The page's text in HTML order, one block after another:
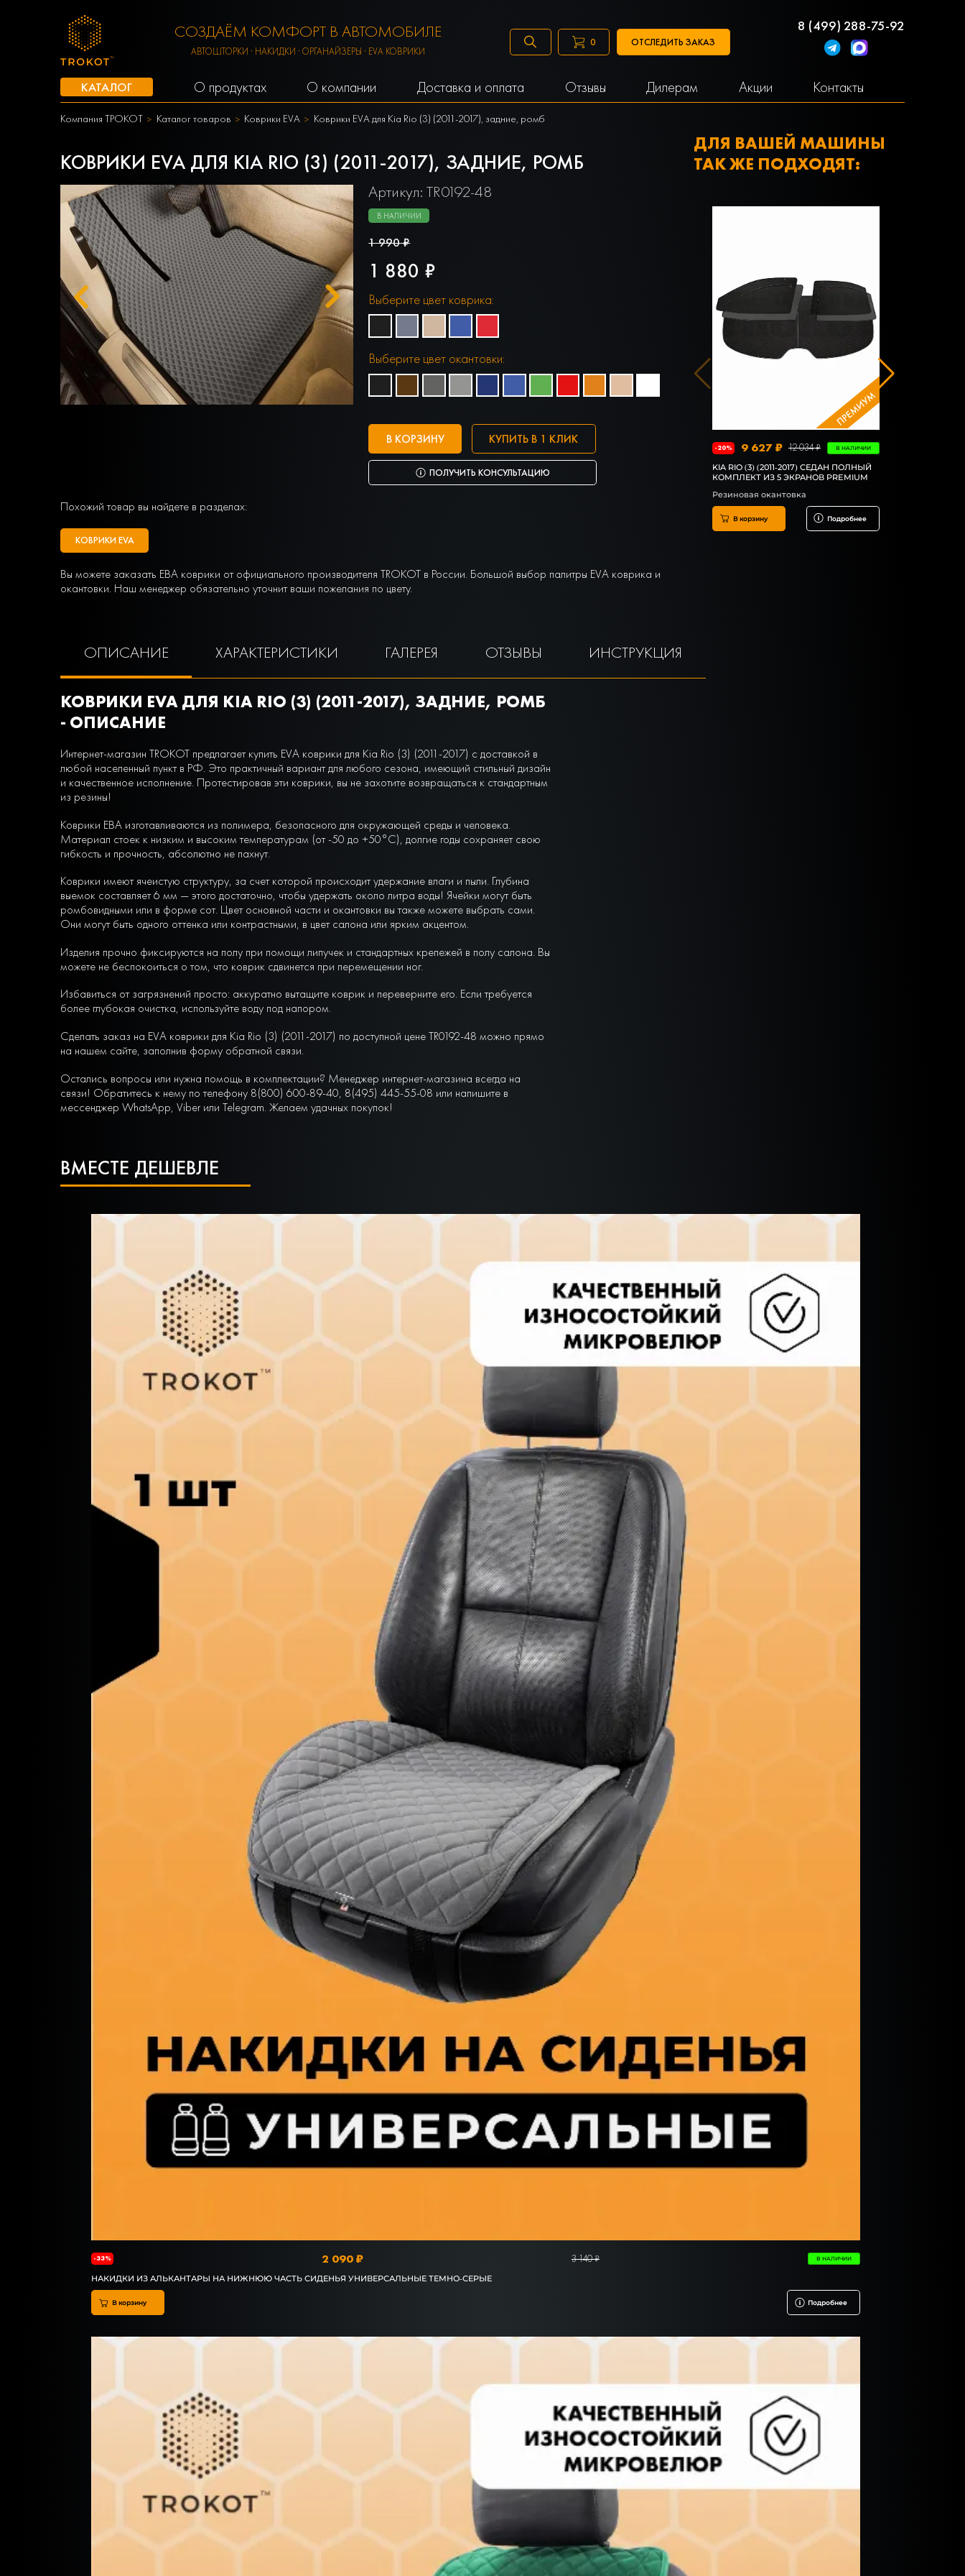
СОЗДАЁМ КОМФОРТ В АВТОМОБИЛЕ
АВТОШТОРКИ · НАКИДКИ · ОРГАНАЙЗЕРЫ · EVA КОВРИКИ
0 ОТСЛЕДИТЬ ЗАКАЗ
8 (499) 288-75-92
КАТАЛОГ О продуктах О компании Доставка и оплата Отзывы Дилерам Акции Контакты
Компания ТРОКОТ Каталог товаров Коврики EVA Коврики EVA для Kia Rio (3) (2011-2017), задние, ромб
КОВРИКИ EVA ДЛЯ KIA RIO (3) (2011-2017), ЗАДНИЕ, РОМБ
Артикул: TR0192-48
В НАЛИЧИИ
1 990 ₽
1 880 ₽
Выберите цвет коврика:
Выберите цвет окантовки:
В КОРЗИНУ КУПИТЬ В 1 КЛИК
ПОЛУЧИТЬ КОНСУЛЬТАЦИЮ
Похожий товар вы найдете в разделах:
КОВРИКИ EVA
Вы можете заказать ЕВА коврики от официального производителя TROKOT в России. Большой выбор палитры EVA коврика и
окантовки. Наш менеджер обязательно уточнит ваши пожелания по цвету.
ОПИСАНИЕ ХАРАКТЕРИСТИКИ ГАЛЕРЕЯ ОТЗЫВЫ ИНСТРУКЦИЯ
КОВРИКИ EVA ДЛЯ KIA RIO (3) (2011-2017), ЗАДНИЕ, РОМБ
- ОПИСАНИЕ
Интернет-магазин TROKOT предлагает купить EVA коврики для Kia Rio (3) (2011-2017) с доставкой в
любой населенный пункт в РФ. Это практичный вариант для любого сезона, имеющий стильный дизайн
и качественное исполнение. Протестировав эти коврики, вы не захотите возвращаться к стандартным
из резины!
Коврики ЕВА изготавливаются из полимера, безопасного для окружающей среды и человека.
Материал стоек к низким и высоким температурам (от -50 до +50°С), долгие годы сохраняет свою
гибкость и прочность, абсолютно не пахнут.
Коврики имеют ячеистую структуру, за счет которой происходит удержание влаги и пыли. Глубина
выемок составляет 6 мм — этого достаточно, чтобы удержать около литра воды! Ячейки могут быть
ромбовидными или в форме сот. Цвет основной части и окантовки вы также можете выбрать сами.
Они могут быть одного оттенка или контрастными, в цвет салона или ярким акцентом.
Изделия прочно фиксируются на полу при помощи липучек и стандартных крепежей в полу салона. Вы
можете не беспокоиться о том, что коврик сдвинется при перемещении ног.
Избавиться от загрязнений просто: аккуратно вытащите коврик и переверните его. Если требуется
более глубокая очистка, используйте воду под напором.
Сделать заказ на EVA коврики для Kia Rio (3) (2011-2017) по доступной цене TR0192-48 можно прямо
на нашем сайте, заполнив форму обратной связи.
Остались вопросы или нужна помощь в комплектации? Менеджер интернет-магазина всегда на
связи! Обратитесь к нему по телефону 8(800) 600-89-40, 8(495) 445-55-08 или напишите в
мессенджер WhatsApp, Viber или Telegram. Желаем удачных покупок!
ДЛЯ ВАШЕЙ МАШИНЫ
ТАК ЖЕ ПОДХОДЯТ:
-20% 9 627 ₽ 12 034 ₽ В НАЛИЧИИ
KIA RIO (3) (2011-2017) СЕДАН ПОЛНЫЙ
КОМПЛЕКТ ИЗ 5 ЭКРАНОВ PREMIUM
Резиновая окантовка
В корзину Подробнее
ВМЕСТЕ ДЕШЕВЛЕ
-33% 2 090 ₽ 3 140 ₽ В НАЛИЧИИ
НАКИДКИ ИЗ АЛЬКАНТАРЫ НА НИЖНЮЮ ЧАСТЬ СИДЕНЬЯ УНИВЕРСАЛЬНЫЕ ТЕМНО-СЕРЫЕ
В корзину Подробнее